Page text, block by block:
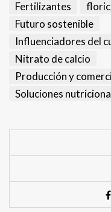
Fertilizantes
Futuro sostenible
Influenciadores del
Nitrato de calcio
Producción y
Soluciones